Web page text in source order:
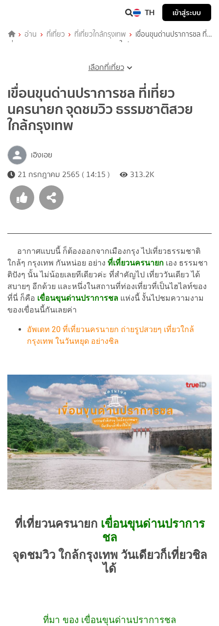
TH เข้าสู่ระบบ
อ่าน ที่เที่ยว ที่เที่ยวใกล้กรุงเทพ
เขื่อนขุนด่านปราการชล ที่
เที่ยวนครนายก จุดชมวิว ธรรมชาติสวย ใกล้กรุงเทพ
เลือกที่เที่ยว
เขื่อนขุนด่านปราการชล ที่เที่ยว
นครนายก จุดชมวิว ธรรมชาติสวย
ใกล้กรุงเทพ
เอิงเอย
21 กรกฎาคม 2565 ( 14:15 )
313.2K
อากาศแบบนี้ ก็ต้องออกจากเมืองกรุง ไปเที่ยวธรรมชาติ
ใกล้ๆ กรุงเทพ กันหน่อย อย่าง ที่เที่ยวนครนายก เอง ธรรมชา
ติปังๆ นั้น ไม่น้อยเลยทีเดียวค่ะ ที่สำคัญไป เที่ยววันเดียว ได้
สบายๆ อีกด้วย และหนึ่งในสถานที่ท่องเที่ยวที่เป็นไฮไลท์ของ
ที่นี่ ก็คือ เขื่อนขุนด่านปราการชล แห่งนี้ งั้นไปชมความงาม
ของเขื่อนนี้กันเลยค่า
อัพเดท 20 ที่เที่ยวนครนายก ถ่ายรูปสวยๆ เที่ยวใกล้
กรุงเทพ ในวันหยุด อย่างชิล
ที่เที่ยวนครนายก เขื่อนขุนด่านปราการ
ชล
จุดชมวิว ใกล้กรุงเทพ วันเดียวก็เที่ยวชิล
ได้
ที่มา ของ เขื่อนขุนด่านปราการชล